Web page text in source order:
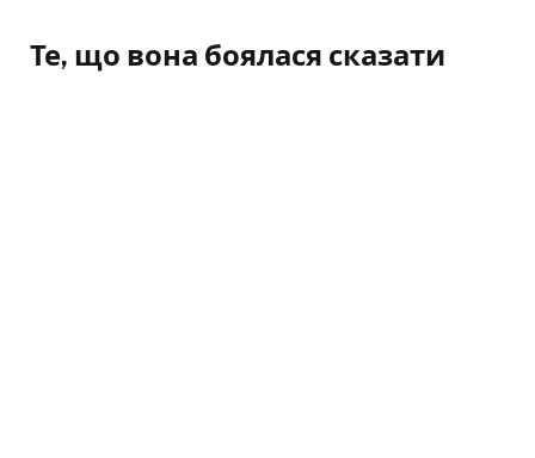
Те, що вона боялася сказати